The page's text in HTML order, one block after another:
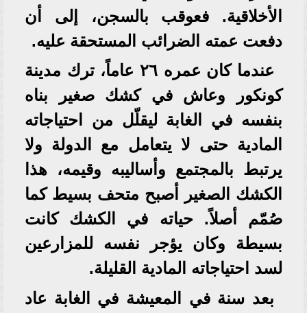
الأخلاقية. فعوقب بالسجن، إلى أن
دفعت عمته الضرائب المستحقة عليه.
عندما كان عمره ٢٦ عاماً، ترك مدينة
كونكور وعاش في كشك صغير بناه
بنفسه في الغابة ليقلّل من احتياجاته
المادية حتى لا يتعامل مع الدولة ولا
يرتبط بالمجتمع وأساليبه وقيمه، هذا
الكشك الصغير أصبح متحف بسيط كما
صُمّم أصلاً. حياته في الكشك كانت
بسيطة وكان يؤجر نفسه للمزارعين
لسد احتياجاته المادية القليلة.
بعد سنة في المعيشة في الغابة عاد